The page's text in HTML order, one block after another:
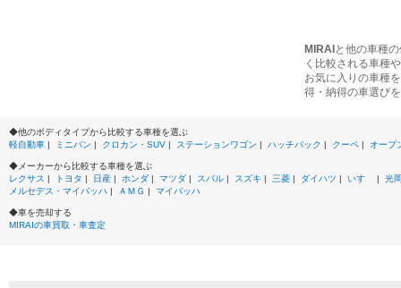
MIRAI と他の車種
く比較される車種
お気に入りの車種
得・納得の車選び
◆他のボディタイプから比較する車種を選ぶ
軽自動車 | ミニバン | クロカン・SUV | ステーションワゴン | ハッチバック | クーペ | オープ
◆メーカーから比較する車種を選ぶ
レクサス | トヨタ | 日産 | ホンダ | マツダ | スバル | スズキ | 三菱 | ダイハツ | いすゞ |
光
メルセデス・マイバッハ | ＡＭＧ | マイバッハ
◆車を売却する
MIRAIの車買取・車査定